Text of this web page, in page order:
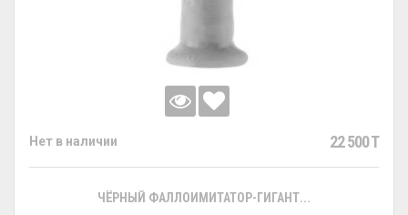
Нет в наличии 22 500 T
ЧЁРНЫЙ ФАЛЛОИМИТАТОР-ГИГАНТ...